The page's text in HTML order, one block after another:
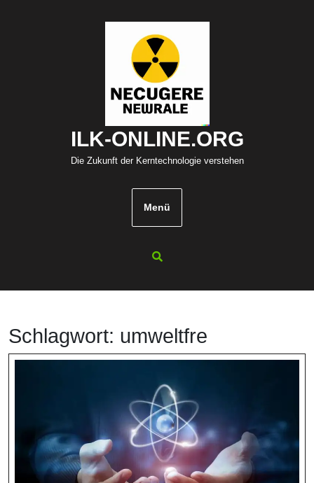
ILK-ONLINE.ORG
Die Zukunft der Kerntechnologie verstehen
Menü
Schlagwort: umweltfre